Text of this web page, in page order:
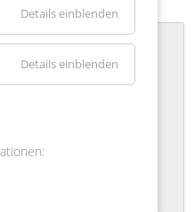
Bargdorf
Details einblenden
Details einblenden